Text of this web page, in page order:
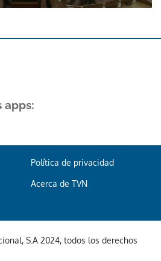
apps:
Política de privacidad
Acerca de TVN
S.A 2024, todos los derechos